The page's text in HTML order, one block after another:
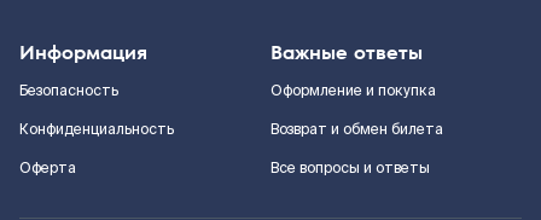
Информация
Безопасность
Конфиденциальность
Оферта
Важные ответы
Оформление и покупка
Возврат и обмен билета
Все вопросы и ответы